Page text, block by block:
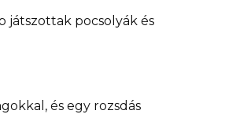
játszottak pocsolyák és
és egy rozsdás